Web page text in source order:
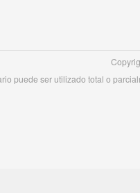
puede ser utilizado total o